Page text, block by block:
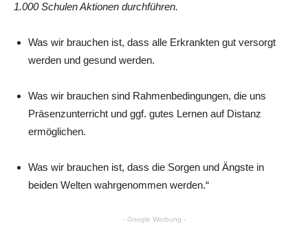
1.000 Schulen Aktionen durchführen.
Was wir brauchen ist, dass alle Erkrankten gut versorgt
werden und gesund werden.
Was wir brauchen sind Rahmenbedingungen, die uns
Präsenzunterricht und ggf. gutes Lernen auf Distanz
ermöglichen.
Was wir brauchen ist, dass die Sorgen und Ängste in
beiden Welten wahrgenommen werden.“
- Google Werbung -